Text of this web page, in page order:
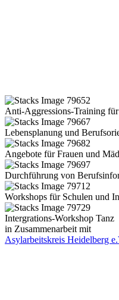
Anti-Aggressions-Training
Lebensplanung und
Angebote für Frauen und
Durchführung von
Workshops für Schulen und
Intergrations-Workshop Tanz
in Zusammenarbeit mit
Asylarbeitskreis Heidelberg